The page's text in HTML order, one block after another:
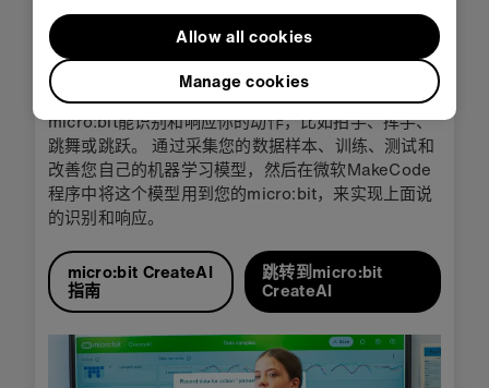
micro:bit CreateAI 是一个免费的基于网页的工具，
它让学生通过运动和机器学习轻松探索人工智能，并
通过BBC micro:bit将人工智能带入现实世界。
使用micro:bit CreateAI，您可以编程使一个
micro:bit能识别和响应你的动作，比如拍手、挥手、
跳舞或跳跃。 通过采集您的数据样本、训练、测试和
改善您自己的机器学习模型，然后在微软MakeCode
程序中将这个模型用到您的micro:bit，来实现上面说
的识别和响应。
micro:bit CreateAI
指南
跳转到micro:bit
CreateAI
Manage cookies
Allow all cookies